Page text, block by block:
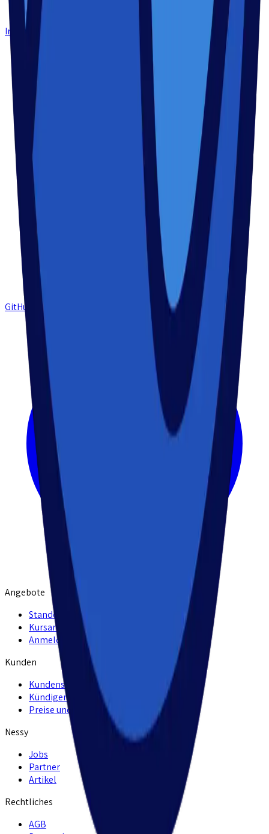
Instagram
GitHub
Angebote
Standorte
Kursarten
Anmelden
Kunden
Kundenservice
Kündigen
Preise und Leistungen
Nessy
Jobs
Partner
Artikel
Rechtliches
AGB